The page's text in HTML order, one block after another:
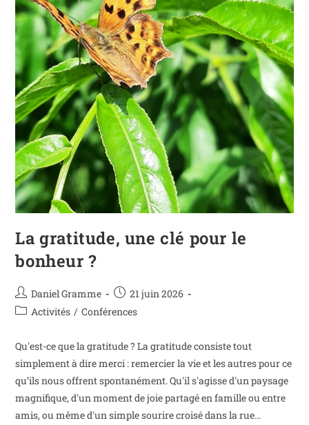
La gratitude, une clé pour le
bonheur ?
Daniel Gramme
21 juin 2026
Activités / Conférences
Qu'est-ce que la gratitude ? La gratitude consiste tout
simplement à dire merci : remercier la vie et les autres pour ce
qu’ils nous offrent spontanément. Qu'il s'agisse d'un paysage
magnifique, d'un moment de joie partagé en famille ou entre
amis, ou même d'un simple sourire croisé dans la rue...